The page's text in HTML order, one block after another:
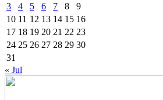
3
4 5 6 7 8
9
10 11 12 13 14 15 16
17 18 19 20 21 22 23
24 25 26 27 28 29 30
31
« Jul